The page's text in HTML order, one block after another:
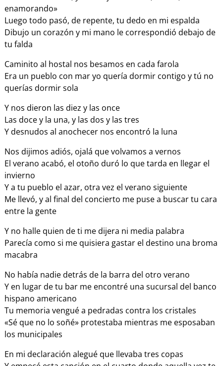
enamorando»
Luego todo pasó, de repente, tu dedo en mi espalda
Dibujo un corazón y mi mano le correspondió debajo de
tu falda
Caminito al hostal nos besamos en cada farola
Era un pueblo con mar yo quería dormir contigo y tú no
querías dormir sola
Y nos dieron las diez y las once
Las doce y la una, y las dos y las tres
Y desnudos al anochecer nos encontró la luna
Nos dijimos adiós, ojalá que volvamos a vernos
El verano acabó, el otoño duró lo que tarda en llegar el
invierno
Y a tu pueblo el azar, otra vez el verano siguiente
Me llevó, y al final del concierto me puse a buscar tu cara
entre la gente
Y no halle quien de ti me dijera ni media palabra
Parecía como si me quisiera gastar el destino una broma
macabra
No había nadie detrás de la barra del otro verano
Y en lugar de tu bar me encontré una sucursal del banco
hispano americano
Tu memoria vengué a pedradas contra los cristales
«Sé que no lo soñé» protestaba mientras me esposaban
los municipales
En mi declaración alegué que llevaba tres copas